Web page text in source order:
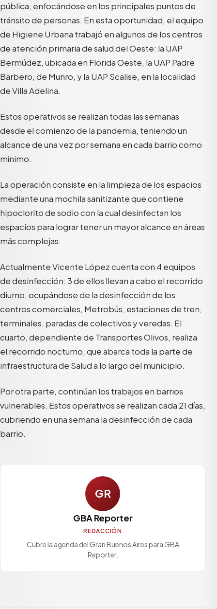
pública, enfocándose en los principales puntos de
tránsito de personas. En esta oportunidad, el equipo
de Higiene Urbana trabajó en algunos de los centros
de atención primaria de salud del Oeste: la UAP
Bermúdez, ubicada en Florida Oeste, la UAP Padre
Barbero, de Munro, y la UAP Scalise, en la localidad
de Villa Adelina.
Estos operativos se realizan todas las semanas
desde el comienzo de la pandemia, teniendo un
alcance de una vez por semana en cada barrio como
mínimo.
La operación consiste en la limpieza de los espacios
mediante una mochila sanitizante que contiene
hipoclorito de sodio con la cual desinfectan los
espacios para lograr tener un mayor alcance en áreas
más complejas.
Actualmente Vicente López cuenta con 4 equipos
de desinfección: 3 de ellos llevan a cabo el recorrido
diurno, ocupándose de la desinfección de los
centros comerciales, Metrobús, estaciones de tren,
terminales, paradas de colectivos y veredas. El
cuarto, dependiente de Transportes Olivos, realiza
el recorrido nocturno, que abarca toda la parte de
infraestructura de Salud a lo largo del municipio.
Por otra parte, continúan los trabajos en barrios
vulnerables. Estos operativos se realizan cada 21 días,
cubriendo en una semana la desinfección de cada
barrio.
GR
GBA Reporter
REDACCIÓN
Cubre la agenda del Gran Buenos Aires para GBA
Reporter.